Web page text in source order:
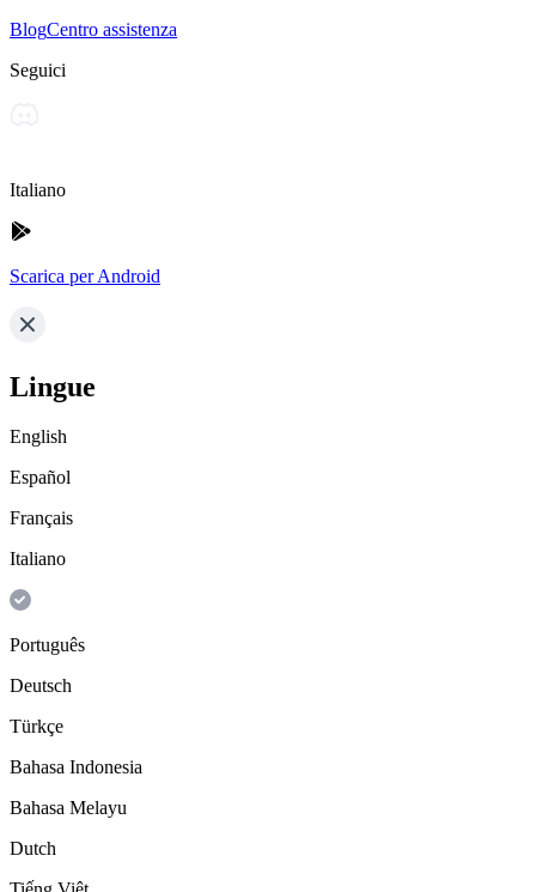
BlogCentro assistenza
Seguici
Italiano
Scarica per Android
Lingue
English
Español
Français
Italiano
Português
Deutsch
Türkçe
Bahasa Indonesia
Bahasa Melayu
Dutch